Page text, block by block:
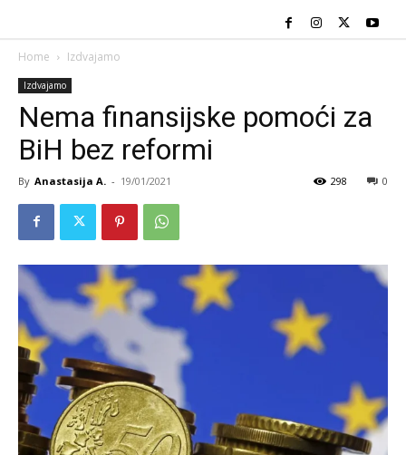
Home Izdvajamo
Izdvajamo
Nema finansijske pomoći za
BiH bez reformi
By Anastasija A. - 19/01/2021 0
298